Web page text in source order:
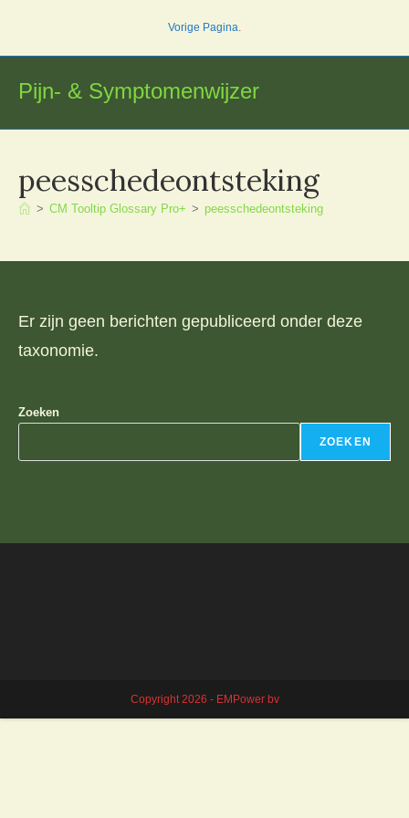
inhoud
Vorige Pagina.
Pijn- & Symptomenwijzer
peesschedeontsteking
> CM Tooltip Glossary Pro+ > peesschedeontsteking
Er zijn geen berichten gepubliceerd onder deze
taxonomie.
Zoeken
ZOEKEN
Copyright 2026 - EMPower bv